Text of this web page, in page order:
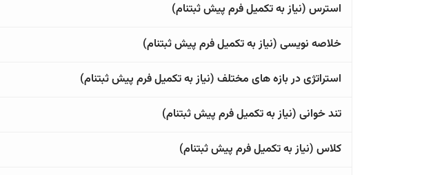
استرس (نیاز به تکمیل فرم پیش ثبتنام)
خلاصه نویسی (نیاز به تکمیل فرم پیش ثبتنام)
استراتژی در بازه های مختلف (نیاز به تکمیل فرم پیش ثبتنام)
تند خوانی (نیاز به تکمیل فرم پیش ثبتنام)
کلاس (نیاز به تکمیل فرم پیش ثبتنام)